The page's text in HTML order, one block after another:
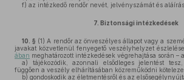
f) az intézkedő rendőr nevét, jelvényszámát és
7. Biztonsági intézkedések
10. § (1) A rendőr az önveszélyes állapot vagy a
javakat közvetlenül fenyegető veszélyhelyzet
ában meghatározott intézkedések végrehajtása során –
a) tájékozódik, azonnali elsődleges jelentést
függően a veszély elhárításában közreműködni
b) gondoskodik az életmentésről és az